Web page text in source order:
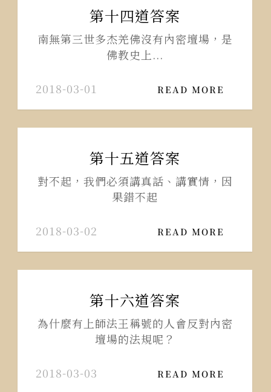
第十四道答案
南無第三世多杰羌佛沒有內密壇場，是
佛教史上...
2018-03-01 READ MORE
第十五道答案
對不起，我們必須講真話、講實情，因
果錯不起
2018-03-02 READ MORE
第十六道答案
為什麼有上師法王稱號的人會反對內密
壇場的法規呢？
2018-03-03 READ MORE